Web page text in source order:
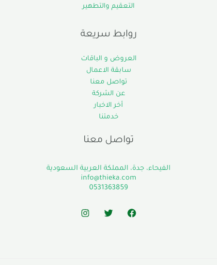
التعقيم والتطهير
روابط سريعة
العروض و الباقات
سابقة الاعمال
تواصل معنا
عن الشركة
أخر الاخبار
خدمتنا
تواصل معنا
الفيحاء، جدة، المملكة العربية السعودية
info@thieka.com
0531363859